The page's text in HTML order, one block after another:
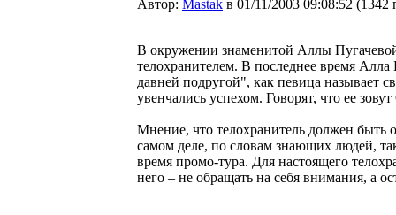
Автор: Мastak в 01/11/2003 09:08:52 (1342
В окружении знаменитой Аллы
телохранителем. В последнее время Алла
давней подругой", как певица называет
увенчались успехом. Говорят, что ее
Мнение, что телохранитель должен быть
самом деле, по словам знающих людей,
время промо-тура. Для настоящего
него – не обращать на себя внимания, а